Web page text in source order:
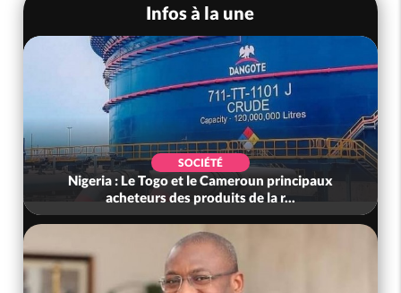
Infos à la une
SOCIÉTÉ
Nigeria : Le Togo et le Cameroun principaux
acheteurs des produits de la r...